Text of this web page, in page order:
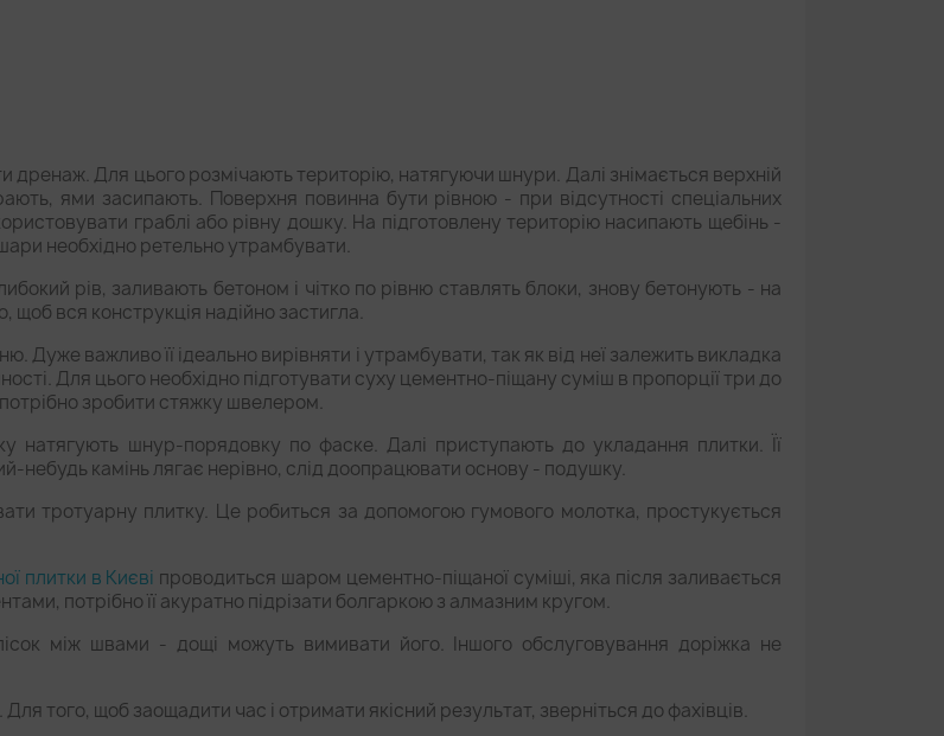
дренаж. Для цього розмічають територію, натягуючи шнури. Далі знімається верхній
ями засипають. Поверхня повинна бути рівною - при відсутності спеціальних
граблі або рівну дошку. На підготовлену територію насипають щебінь -
необхідно ретельно утрамбувати.
рів, заливають бетоном і чітко по рівню ставлять блоки, знову бетонують - на
щоб вся конструкція надійно застигла.
важливо її ідеально вирівняти і утрамбувати, так як від неї залежить викладка
Для цього необхідно підготувати суху цементно-піщану суміш в пропорції три до
зробити стяжку швелером.
натягують шнур-порядовку по фаске. Далі приступають до укладання плитки. Її
небудь камінь лягає нерівно, слід доопрацювати основу - подушку.
тротуарну плитку. Це робиться за допомогою гумового молотка, простукується
плитки в Києві проводиться шаром цементно-піщаної суміші, яка після заливається
потрібно її акуратно підрізати болгаркою з алмазним кругом.
між швами - дощі можуть вимивати його. Іншого обслуговування доріжка не
того, щоб заощадити час і отримати якісний результат, зверніться до фахівців.